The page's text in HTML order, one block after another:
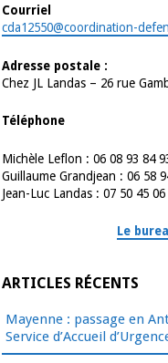
Courriel
cda12550@coordination-
Adresse postale :
Chez JL Landas – 26 rue
Téléphone
Michèle Leflon : 06 08 93 84
Guillaume Grandjean : 06 58
Jean-Luc Landas : 07 50 45 06
Le
ARTICLES RÉCENTS
Mayenne : passage en
Service d’Accueil